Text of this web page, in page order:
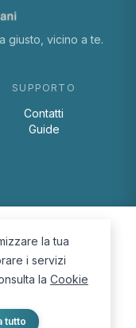
giusto, vicino a te.
SUPPORTO
Contatti
Guide
la tua
i servizi
la Cookie
tutto